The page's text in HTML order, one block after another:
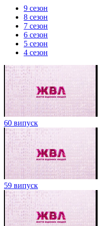
9 сезон
8 сезон
7 сезон
6 сезон
5 сезон
4 сезон
60 випуск
59 випуск